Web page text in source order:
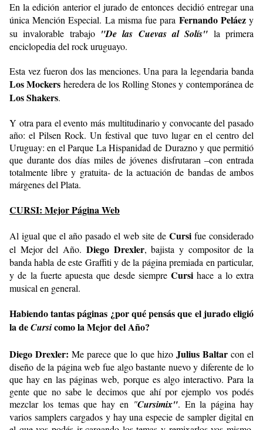
En la edición anterior el jurado de entonces decidió entregar una
única Mención Especial. La misma fue para Fernando Peláezy
su invalorable trabajo "De las Cuevas al Solís" la primera
enciclopedia del rock uruguayo.
Esta vez fueron dos las menciones. Una para la legendaria banda
Los Mockers heredera de los Rolling Stones y contemporánea de
Los Shakers.
Y otra para el evento más multitudinario y convocante del pasado
año: el Pilsen Rock. Un festival que tuvo lugar en el centro del
Uruguay: en el Parque La Hispanidad de Durazno y que permitió
que durante dos días miles de jóvenes disfrutaran –con entrada
totalmente libre y gratuita- de la actuación de bandas de ambos
márgenes del Plata.
CURSI: Mejor Página Web
Al igual que el año pasado el web site de Cursi fue considerado
el Mejor del Año. Diego Drexler, bajista y compositor de la
banda habla de este Graffiti y de la página premiada en particular,
y de la fuerte apuesta que desde siempre Cursi hace a lo extra
musical en general.
Habiendo tantas páginas ¿por qué pensás que el jurado eligió
la deCursicomo la Mejor del Año?
Diego Drexler:Me parece que lo que hizo Julius Baltarcon el
diseño de la página web fue algo bastante nuevo y diferente de lo
que hay en las páginas web, porque es algo interactivo. Para la
gente que no sabe le decimos que ahí por ejemplo vos podés
mezclar los temas que hay en "Cursimix". En la página hay
varios samplers cargados y hay una especie de sampler digital en